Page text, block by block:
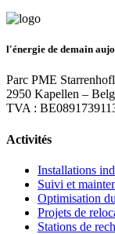
l'énergie de demain
Parc PME
2950 Kapellen –
TVA :
Activités
Installations
Suivi et
Optimisation
Projets de
Stations de